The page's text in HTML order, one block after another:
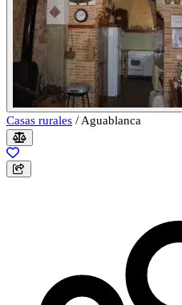
Casas rurales / Aguablanca